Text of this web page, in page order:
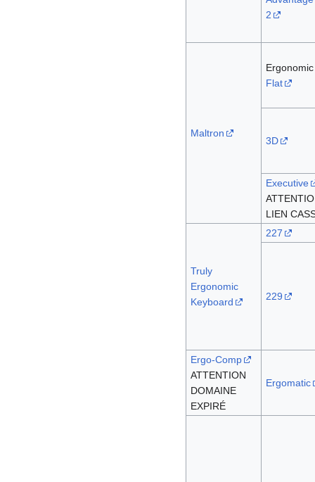
2
Maltron
Ergonomic
Flat
3D
Executive
LIEN
Truly
Ergonomic
Keyboard
227
229
Ergo-Comp
ATTENTION
DOMAINE
EXPIRÉ
Ergomatic